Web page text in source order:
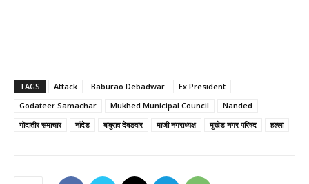
TAGS Attack Baburao Debadwar
Ex President
Godateer Samachar
Mukhed Municipal Council
Nanded
गोदातीर समाचार
नांदेड बाबुराव देबडवार माजी नगराध्यक्ष मुखेड नगर परिषद हल्ला